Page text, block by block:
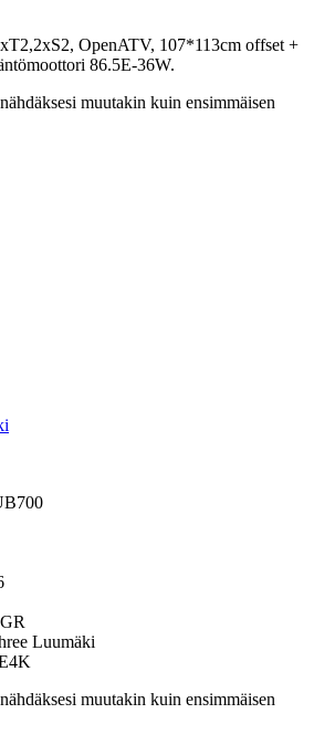
OpenATV, 107*113cm offset +
86.5E-36W.
muutakin kuin ensimmäisen
Luumäki
muutakin kuin ensimmäisen